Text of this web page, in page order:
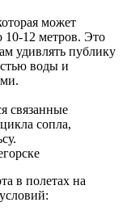
может
10-12 метров. Это
удивлять публику
воды и
связанные
сопла,
в полетах на